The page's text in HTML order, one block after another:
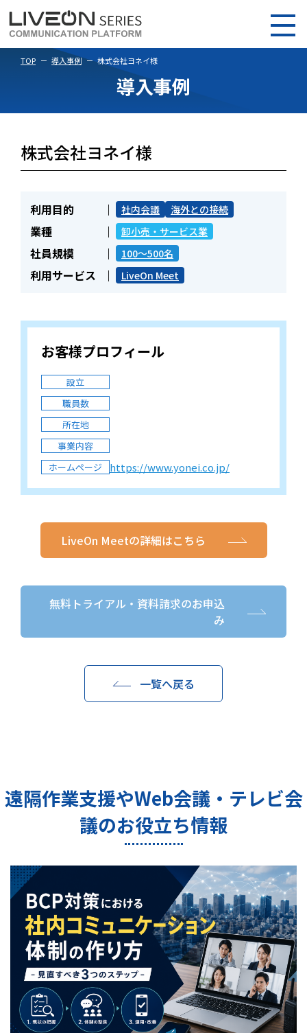
TOP 導入事例 株式会社ヨネイ様
導入事例
株式会社ヨネイ様
利用目的 社内会議 海外との接続
業種 卸小売・サービス業
社員規模 100～500名
利用サービス LiveOn Meet
お客様プロフィール
設立
職員数
所在地
事業内容
ホームページ
https://www.yonei.co.jp/
LiveOn Meetの詳細はこちら
無料トライアル・資料請求のお申込
み
一覧へ戻る
遠隔作業支援やWeb会議・テレビ会
議のお役立ち情報